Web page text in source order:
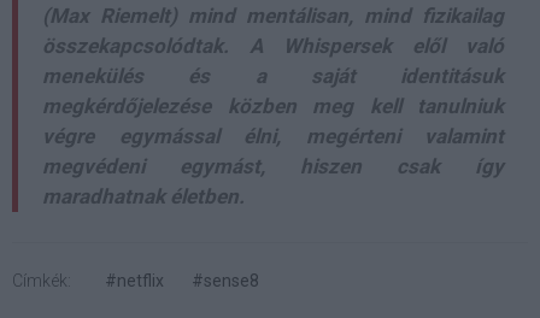
(Max Riemelt) mind mentálisan, mind fizikailag
összekapcsolódtak. A Whispersek elől való
menekülés és a saját identitásuk
megkérdőjelezése közben meg kell tanulniuk
végre egymással élni, megérteni valamint
megvédeni egymást, hiszen csak így
maradhatnak életben.
Címkék: #netflix #sense8